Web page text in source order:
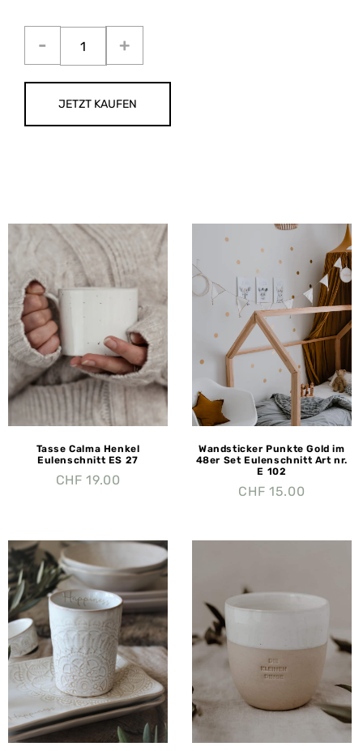
JETZT KAUFEN
Tasse Calma Henkel
Eulenschnitt ES 27
CHF 19.00
Wandsticker Punkte Gold im
48er Set Eulenschnitt Art nr.
E 102
CHF 15.00